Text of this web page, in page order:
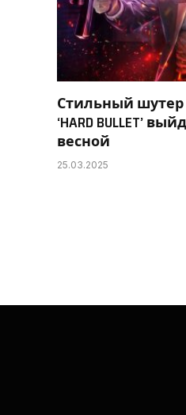
Стильный
‘HARD BULLET’
весной
25.03.2025